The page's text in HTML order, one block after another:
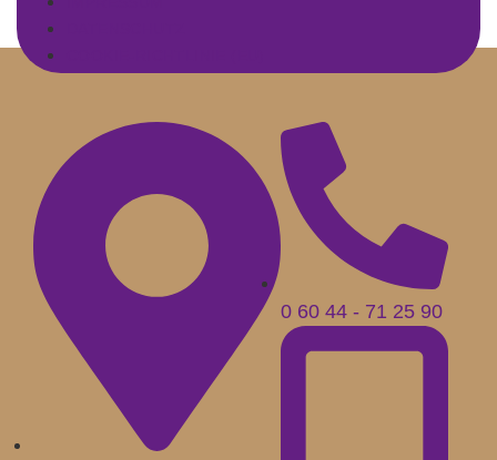
0 60 44 - 71 25 90